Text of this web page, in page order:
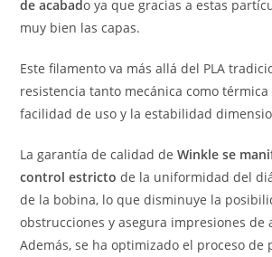
de acabado ya que gracias a estas
muy bien las capas.
Este filamento va más allá del PLA
resistencia tanto mecánica como
facilidad de uso y la estabilidad
La garantía de calidad deWinkle se
control estricto de la uniformidad del
de la bobina, lo que disminuye la
obstrucciones y asegura impresiones de
Además, se ha optimizado el proceso de